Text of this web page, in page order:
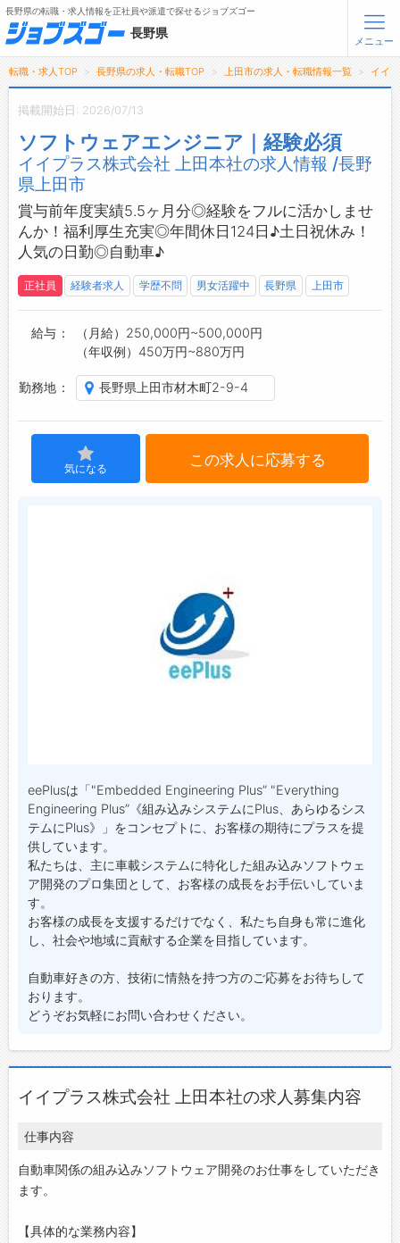
メニュー
トップ
詳細情報で求人を探す
タップで簡単に求人を探す
【初めての方へ】
転職支援サービスについて
転職支援サービス
転職ノウハウ(応募書類の書き方・面接対策など)
転職・採用コラム
ジョブズゴーについて
会社概要
長野県の転職・求人情報を正社員や派遣で探せるジョブズゴー
長野県
メニュー
転職・求人TOP 長野県の求人・転職TOP 上田市の求人・転職情報一覧 イイ
掲載開始日: 2026/07/13
ソフトウェアエンジニア｜経験必須
イイプラス株式会社 上田本社の求人情報 /長野
県上田市
賞与前年度実績5.5ヶ月分◎経験をフルに活かしませ
んか！福利厚生充実◎年間休日124日♪土日祝休み！
人気の日勤◎自動車♪
正社員 経験者求人 学歴不問 男女活躍中 長野県 上田市
給与
（月給）250,000円~500,000円
（年収例）450万円~880万円
勤務地 長野県上田市材木町2-9-4
気になる この求人に応募する
eePlusは「"Embedded Engineering Plus” "Everything
Engineering Plus”《組み込みシステムにPlus、あらゆるシス
テムにPlus》」をコンセプトに、お客様の期待にプラスを提
供しています。
私たちは、主に車載システムに特化した組み込みソフトウェ
ア開発のプロ集団として、お客様の成長をお手伝いしていま
す。
お客様の成長を支援するだけでなく、私たち自身も常に進化
し、社会や地域に貢献する企業を目指しています。
自動車好きの方、技術に情熱を持つ方のご応募をお待ちして
おります。
どうぞお気軽にお問い合わせください。
イイプラス株式会社 上田本社の求人募集内容
仕事内容
自動車関係の組み込みソフトウェア開発のお仕事をしていただき
ます。
【具体的な業務内容】